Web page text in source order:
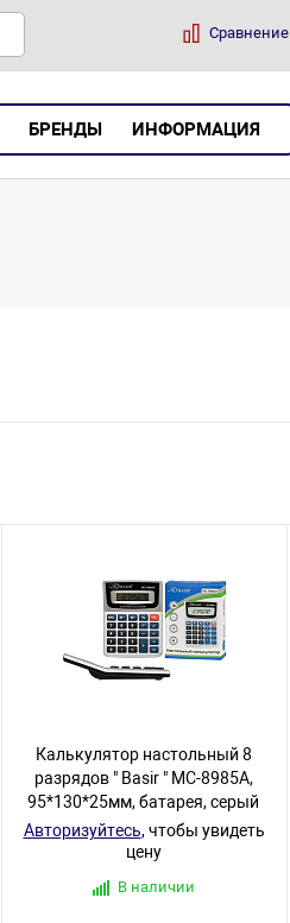
Сравнение
БРЕНДЫ ИНФОРМАЦИЯ
Калькулятор настольный 8
разрядов " Basir " МС-8985А,
95*130*25мм, батарея, серый
Авторизуйтесь, чтобы увидеть
цену
В наличии